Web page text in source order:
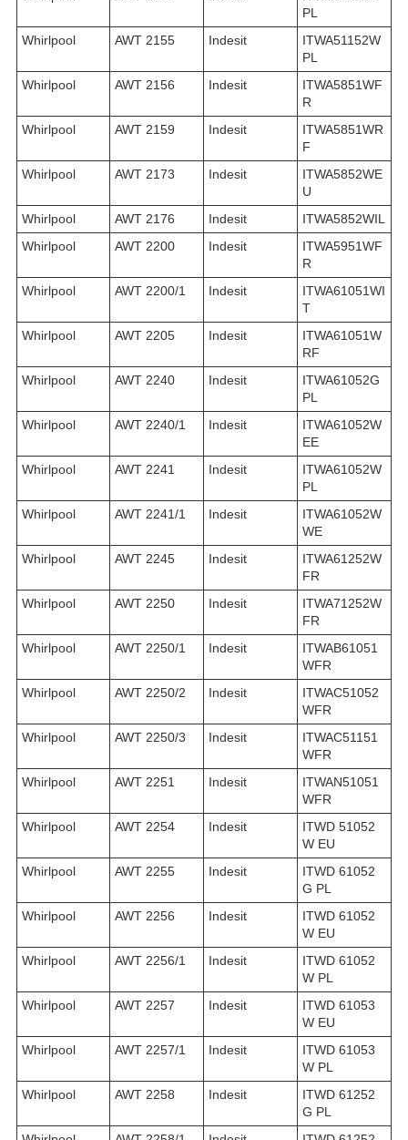
PL
Whirlpool
AWT 2155 Indesit
ITWA51152W
PL
Whirlpool
AWT 2156 Indesit
ITWA5851WF
R
Whirlpool
AWT 2159 Indesit
ITWA5851WR
F
Whirlpool
AWT 2173 Indesit
ITWA5852WE
U
Whirlpool
AWT 2176 Indesit
ITWA5852WIL
Whirlpool
AWT 2200 Indesit
ITWA5951WF
R
Whirlpool
AWT 2200/1 Indesit
ITWA61051WI
T
Whirlpool
AWT 2205 Indesit
ITWA61051W
RF
Whirlpool
AWT 2240 Indesit
ITWA61052G
PL
Whirlpool
AWT 2240/1 Indesit
ITWA61052W
EE
Whirlpool
AWT 2241 Indesit
ITWA61052W
PL
Whirlpool
AWT 2241/1 Indesit
ITWA61052W
WE
Whirlpool
AWT 2245 Indesit
ITWA61252W
FR
Whirlpool
AWT 2250 Indesit
ITWA71252W
FR
Whirlpool
AWT 2250/1 Indesit
ITWAB61051
WFR
Whirlpool
AWT 2250/2 Indesit
ITWAC51052
WFR
Whirlpool
AWT 2250/3 Indesit
ITWAC51151
WFR
Whirlpool
AWT 2251 Indesit
ITWAN51051
WFR
Whirlpool
AWT 2254 Indesit
ITWD 51052
W EU
Whirlpool
AWT 2255 Indesit
ITWD 61052
G PL
Whirlpool
AWT 2256 Indesit
ITWD 61052
W EU
Whirlpool
AWT 2256/1 Indesit
ITWD 61052
W PL
Whirlpool
AWT 2257 Indesit
ITWD 61053
W EU
Whirlpool
AWT 2257/1 Indesit
ITWD 61053
W PL
Whirlpool
AWT 2258 Indesit
ITWD 61252
G PL